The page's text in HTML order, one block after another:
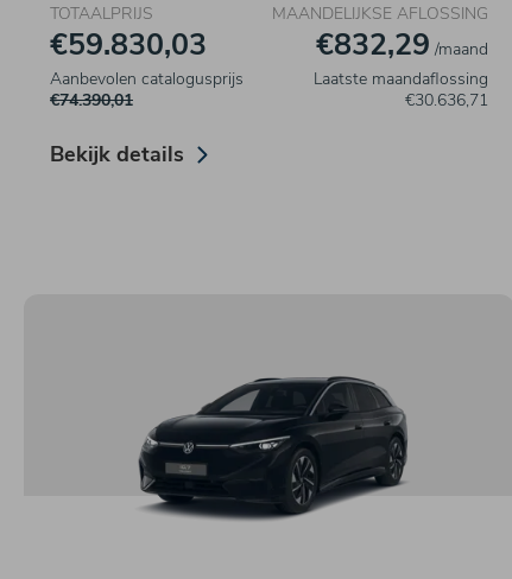
TOTAALPRIJS
€59.830,03
Aanbevolen catalogusprijs
€74.390,01
MAANDELIJKSE AFLOSSING
€832,29 /maand
Laatste maandaflossing
€30.636,71
Bekijk details